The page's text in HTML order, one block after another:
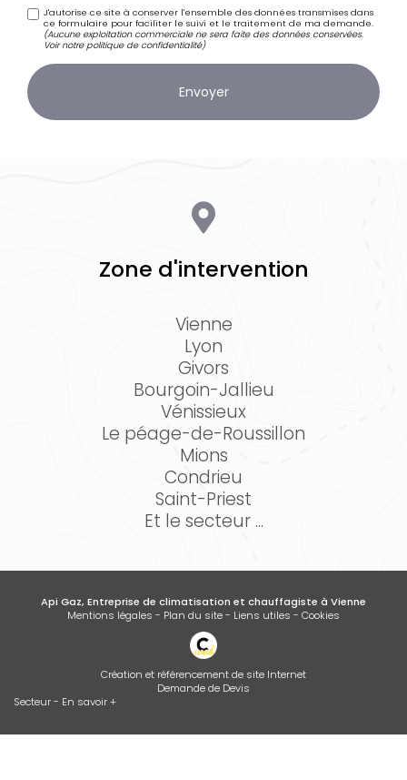
J'autorise ce site à conserver l'ensemble des données transmises dans
ce formulaire pour faciliter le suivi et le traitement de ma demande.
(Aucune exploitation commerciale ne sera faite des données conservées.
Voir notrepolitique de confidentialité)
Zone d'intervention
Vienne
Lyon
Givors
Bourgoin-Jallieu
Vénissieux
Le péage-de-Roussillon
Mions
Condrieu
Saint-Priest
Et le secteur ...
Api Gaz, Entreprise de climatisation et chauffagiste à Vienne
Mentions légales - Plan du site- Liens utiles - Cookies
Création et référencement de site Internet
Demande de Devis
Secteur- En savoir +